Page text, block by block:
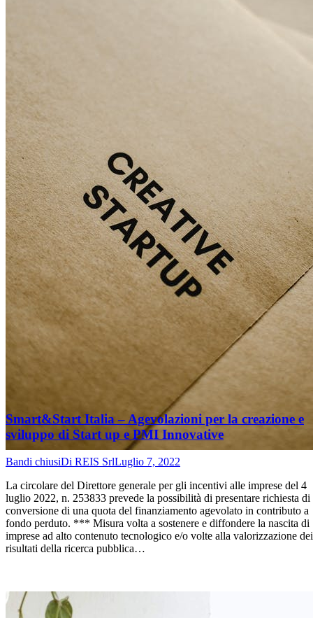
Smart&Start Italia – Agevolazioni per la creazione e
sviluppo di Start up e PMI Innovative
Bandi chiusiDi REIS SrlLuglio 7, 2022
La circolare del Direttore generale per gli incentivi alle imprese del 4
luglio 2022, n. 253833 prevede la possibilità di presentare richiesta di
conversione di una quota del finanziamento agevolato in contributo a
fondo perduto. *** Misura volta a sostenere e diffondere la nascita di
imprese ad alto contenuto tecnologico e/o volte alla valorizzazione dei
risultati della ricerca pubblica…